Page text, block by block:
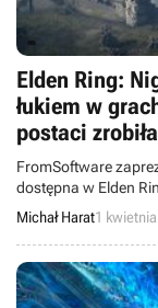
Elden Ring:
łukiem w
postaci
społeczności
FromSoftware
dostępna w Elden
nieprzeciętnych
nabierze rumieńców.
Michał Harat1